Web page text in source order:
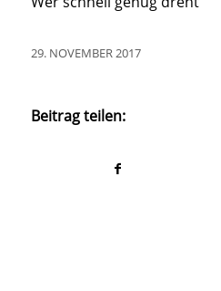
29. NOVEMBER 2017
Beitrag teilen: